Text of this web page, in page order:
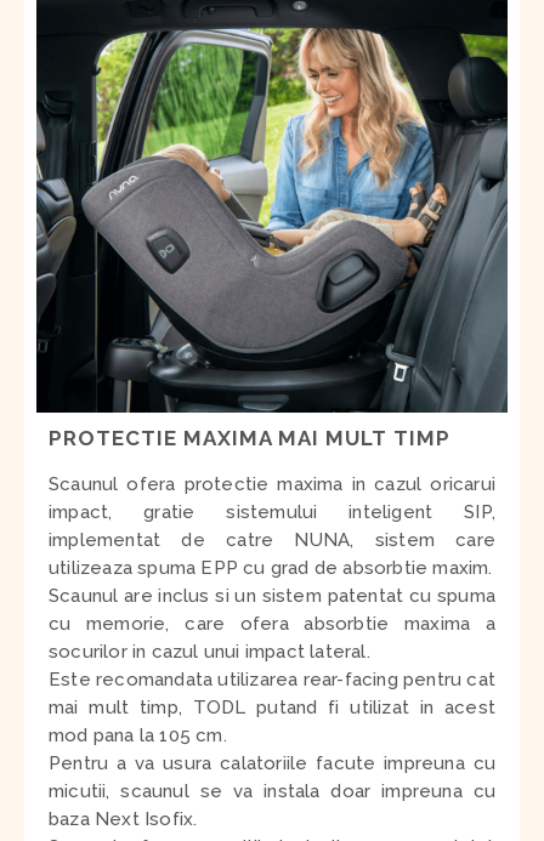
PROTECTIE MAXIMA MAI MULT TIMP
Scaunul ofera protectie maxima in cazul oricarui
impact, gratie sistemului inteligent SIP,
implementat de catre NUNA, sistem care
utilizeaza spuma EPP cu grad de absorbtie maxim.
Scaunul are inclus si un sistem patentat cu spuma
cu memorie, care ofera absorbtie maxima a
socurilor in cazul unui impact lateral.
Este recomandata utilizarea rear-facing pentru cat
mai mult timp, TODL putand fi utilizat in acest
mod pana la 105 cm.
Pentru a va usura calatoriile facute impreuna cu
micutii, scaunul se va instala doar impreuna cu
baza Next Isofix.